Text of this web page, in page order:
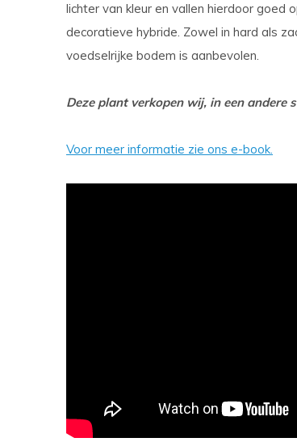
lichter van kleur en vallen hierdoor goed
decoratieve hybride. Zowel in hard als
voedselrijke bodem is aanbevolen.
Deze plant verkopen wij, in een
Voor meer informatie zie ons e-book.